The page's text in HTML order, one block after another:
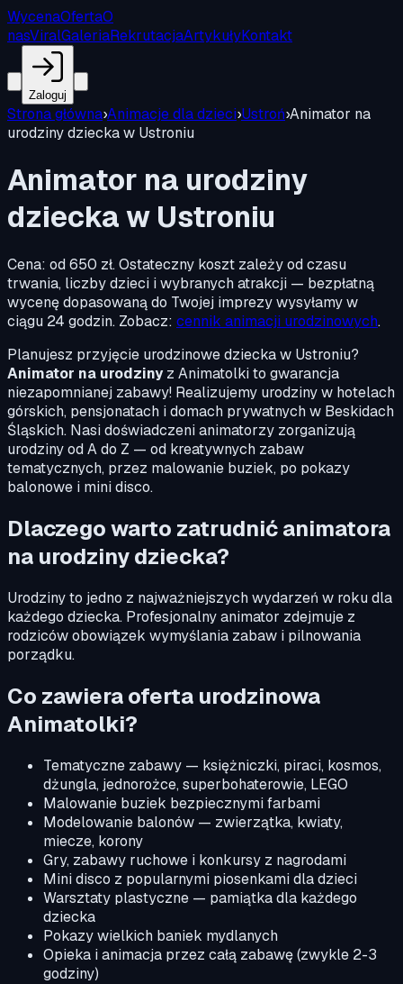
WycenaOfertaO
nasViralGaleriaRekrutacjaArtykułyKontakt
Zaloguj
Strona główna›Animacje dla dzieci›Ustroń›Animator na
urodziny dziecka w Ustroniu
Animator na urodziny
dziecka w Ustroniu
Cena: od 650 zł.Ostateczny koszt zależy od czasu
trwania, liczby dzieci i wybranych atrakcji — bezpłatną
wycenę dopasowaną do Twojej imprezy wysyłamy w
ciągu 24 godzin. Zobacz: cennik animacji urodzinowych.
Planujesz przyjęcie urodzinowe dziecka w Ustroniu?
Animator na urodzinyz Animatolki to gwarancja
niezapomnianej zabawy! Realizujemy urodziny w hotelach
górskich, pensjonatach i domach prywatnych w Beskidach
Śląskich. Nasi doświadczeni animatorzy zorganizują
urodziny od A do Z — od kreatywnych zabaw
tematycznych, przez malowanie buziek, po pokazy
balonowe i mini disco.
Dlaczego warto zatrudnić animatora
na urodziny dziecka?
Urodziny to jedno z najważniejszych wydarzeń w roku dla
każdego dziecka. Profesjonalny animator zdejmuje z
rodziców obowiązek wymyślania zabaw i pilnowania
porządku.
Co zawiera oferta urodzinowa
Animatolki?
Tematyczne zabawy — księżniczki, piraci, kosmos,
dżungla, jednorożce, superbohaterowie, LEGO
Malowanie buziek bezpiecznymi farbami
Modelowanie balonów — zwierzątka, kwiaty,
miecze, korony
Gry, zabawy ruchowe i konkursy z nagrodami
Mini disco z popularnymi piosenkami dla dzieci
Warsztaty plastyczne — pamiątka dla każdego
dziecka
Pokazy wielkich baniek mydlanych
Opieka i animacja przez całą zabawę (zwykle 2-3
godziny)